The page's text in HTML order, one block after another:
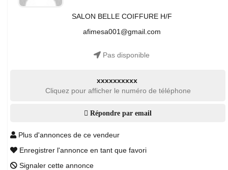
SALON BELLE COIFFURE H/F
afimesa001@gmail.com
Pas disponible
xxxxxxxxxx
Cliquez pour afficher le numéro de téléphone
Répondre par email
Plus d'annonces de ce vendeur
Enregistrer l'annonce en tant que favori
Signaler cette annonce